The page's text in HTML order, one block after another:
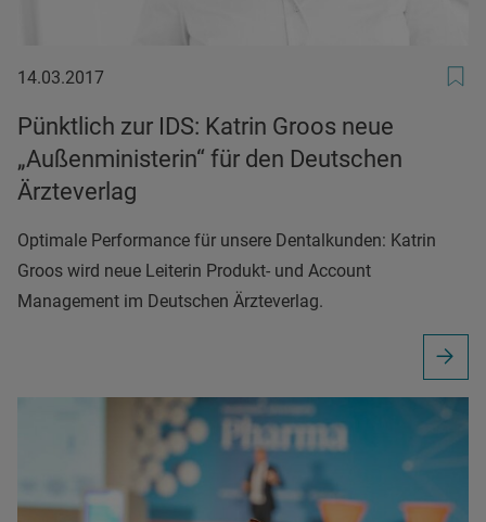
14.03.2017
14.03.2017
Pünktlich zur IDS: Katrin Groos neue
„Außenministerin“ für den Deutschen
Ärzteverlag
Optimale Performance für unsere Dentalkunden: Katrin
Groos wird neue Leiterin Produkt- und Account
Management im Deutschen Ärzteverlag.